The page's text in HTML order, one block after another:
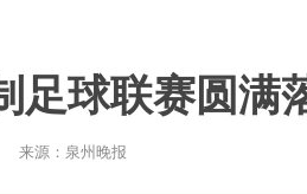
足球联赛圆满
来源：泉州晚报